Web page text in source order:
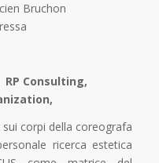
Bruchon
RP Consulting,
corpi della coreografa
ricerca estetica